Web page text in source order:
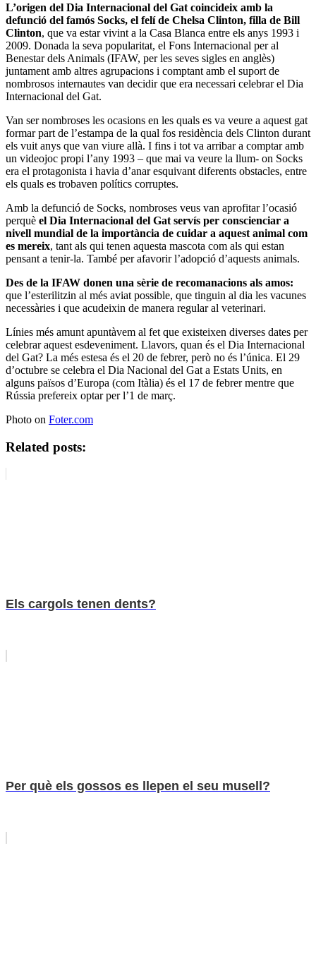
L’origen del Dia Internacional del Gat coincideix amb la
defunció del famós Socks, el felí de Chelsa Clinton, filla de Bill
Clinton, que va estar vivint a la Casa Blanca entre els anys 1993 i
2009. Donada la seva popularitat, el Fons Internacional per al
Benestar dels Animals (IFAW, per les seves sigles en anglès)
juntament amb altres agrupacions i comptant amb el suport de
nombrosos internautes van decidir que era necessari celebrar el Dia
Internacional del Gat.
Van ser nombroses les ocasions en les quals es va veure a aquest gat
formar part de l’estampa de la qual fos residència dels Clinton durant
els vuit anys que van viure allà. I fins i tot va arribar a comptar amb
un videojoc propi l’any 1993 – que mai va veure la llum- on Socks
era el protagonista i havia d’anar esquivant diferents obstacles, entre
els quals es trobaven polítics corruptes.
Amb la defunció de Socks, nombroses veus van aprofitar l’ocasió
perquè el Dia Internacional del Gat servís per conscienciar a
nivell mundial de la importància de cuidar a aquest animal com
es mereix, tant als qui tenen aquesta mascota com als qui estan
pensant a tenir-la. També per afavorir l’adopció d’aquests animals.
Des de la IFAW donen una sèrie de recomanacions als amos:
que l’esterilitzin al més aviat possible, que tinguin al dia les vacunes
necessàries i que acudeixin de manera regular al veterinari.
Línies més amunt apuntàvem al fet que existeixen diverses dates per
celebrar aquest esdeveniment. Llavors, quan és el Dia Internacional
del Gat? La més estesa és el 20 de febrer, però no és l’única. El 29
d’octubre se celebra el Dia Nacional del Gat a Estats Units, en
alguns països d’Europa (com Itàlia) és el 17 de febrer mentre que
Rússia prefereix optar per l’1 de març.
Photo on Foter.com
Related posts:
Els cargols tenen dents?
Per què els gossos es llepen el seu musell?